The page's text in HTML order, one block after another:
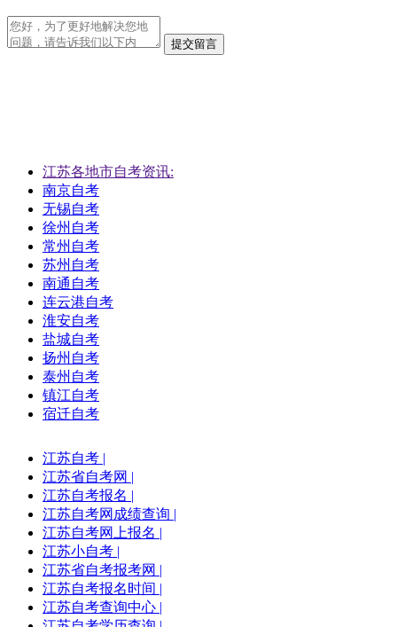
提交留言
江苏各地市自考资讯:
南京自考
无锡自考
徐州自考
常州自考
苏州自考
南通自考
连云港自考
淮安自考
盐城自考
扬州自考
泰州自考
镇江自考
宿迁自考
江苏自考 |
江苏省自考网 |
江苏自考报名 |
江苏自考网成绩查询 |
江苏自考网上报名 |
江苏小自考 |
江苏省自考报考网 |
江苏自考报名时间 |
江苏自考查询中心 |